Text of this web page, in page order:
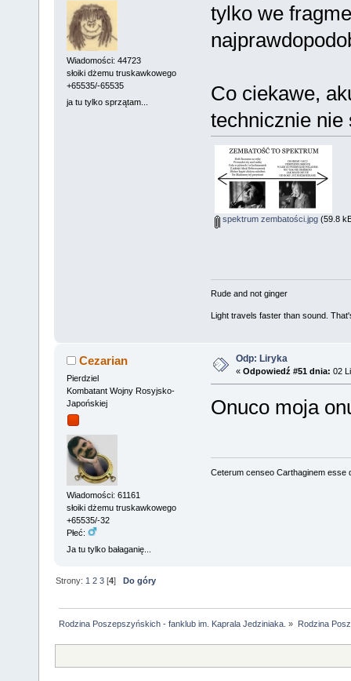
Wiadomości: 44723
słoiki dżemu truskawkowego
+65535/-65535
ja tu tylko sprzątam...
tylko we
Co ciekawe,
technicznie nie
spektrum zembatości.jpg(59.8
Rude and not ginger
Light travels faster than sound.
Cezarian
Pierdziel
Kombatant Wojny Rosyjsko-
Japońskiej
Wiadomości: 61161
słoiki dżemu truskawkowego
+65535/-32
Płeć:
Ja tu tylko bałaganię...
Odp: Liryka
« Odpowiedź #51 dnia: 02
Onuco moja
Ceterum censeo Carthaginem esse
Strony: 1 2 3 [4]Do góry
Rodzina Poszepszyńskich - fanklub im. Kaprala Jedziniaka. » Rodzina